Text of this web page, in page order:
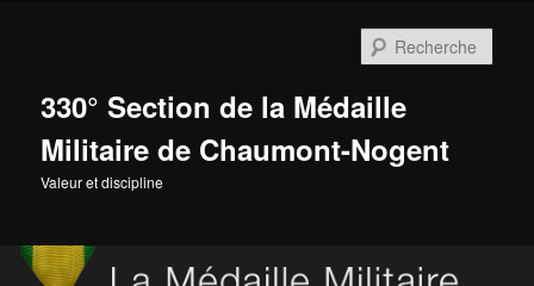
330° Section de la Médaille
Militaire de Chaumont-Nogent
Valeur et discipline